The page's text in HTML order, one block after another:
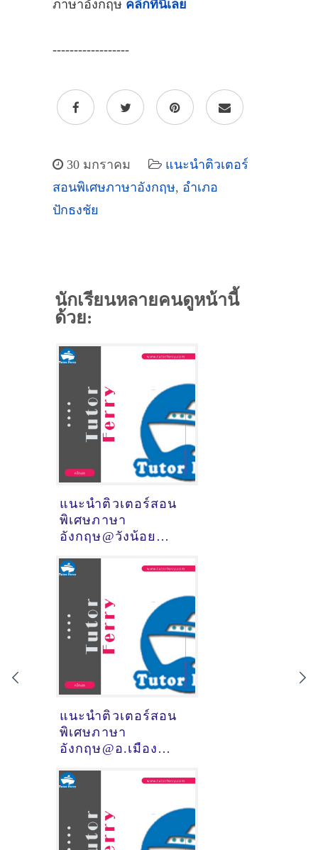
ภาษาอังกฤษ คลิกที่นี่เลย
------------------
30 มกราคม
แนะนำติวเตอร์
สอนพิเศษภาษาอังกฤษ, อำเภอ
ปักธงชัย
นักเรียนหลายคนดูหน้านี้
ด้วย:
แนะนำติวเตอร์สอน
พิเศษภาษา
อังกฤษ@วังน้อย
พระนครศรีอยุธยา)
แนะนำติวเตอร์สอน
พิเศษภาษา
อังกฤษ@อ.เมือง
จันทบุรี)